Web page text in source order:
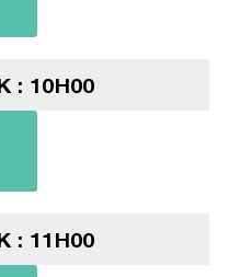
: 10H00
: 11H00